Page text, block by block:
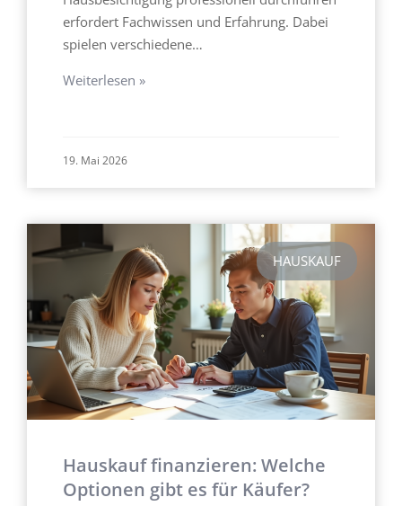
erfordert Fachwissen und Erfahrung. Dabei
spielen verschiedene…
Weiterlesen »
19. Mai 2026
HAUSKAUF
Hauskauf finanzieren: Welche
Optionen gibt es für Käufer?